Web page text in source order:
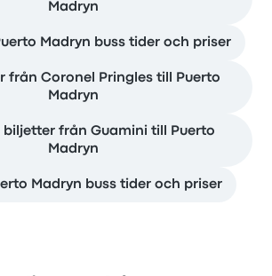
Madryn
Madryn buss tider och priser
från Coronel Pringles till Puerto
Madryn
biljetter från Guamini till Puerto
Madryn
Madryn buss tider och priser